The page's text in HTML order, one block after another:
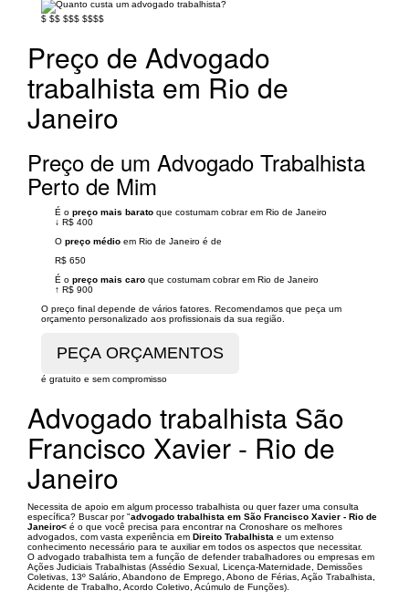
$ $$ $$$ $$$$
Preço de Advogado
trabalhista em Rio de
Janeiro
Preço de um Advogado Trabalhista
Perto de Mim
É o preço mais barato que costumam cobrar em Rio de Janeiro
↓ R$ 400
O preço médio em Rio de Janeiro é de
R$ 650
É o preço mais caro que costumam cobrar em Rio de Janeiro
↑ R$ 900
O preço final depende de vários fatores. Recomendamos que peça um
orçamento personalizado aos profissionais da sua região.
é gratuito e sem compromisso
Advogado trabalhista São
Francisco Xavier - Rio de
Janeiro
Necessita de apoio em algum processo trabalhista ou quer fazer uma consulta
específica? Buscar por "advogado trabalhista em São Francisco Xavier - Rio de
Janeiro< é o que você precisa para encontrar na Cronoshare os melhores
advogados, com vasta experiência em Direito Trabalhista e um extenso
conhecimento necessário para te auxiliar em todos os aspectos que necessitar.
O advogado trabalhista tem a função de defender trabalhadores ou empresas em
Ações Judiciais Trabalhistas (Assédio Sexual, Licença-Maternidade, Demissões
Coletivas, 13º Salário, Abandono de Emprego, Abono de Férias, Ação Trabalhista,
Acidente de Trabalho, Acordo Coletivo, Acúmulo de Funções).